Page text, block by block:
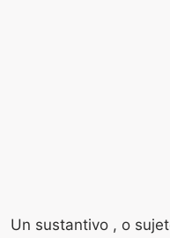
Un sustantivo , o